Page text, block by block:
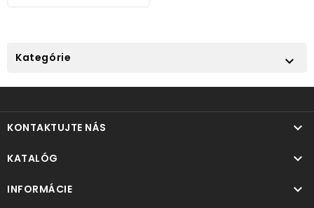
Kategórie 
KONTAKTUJTE NÁS 
KATALÓG 
INFORMÁCIE 